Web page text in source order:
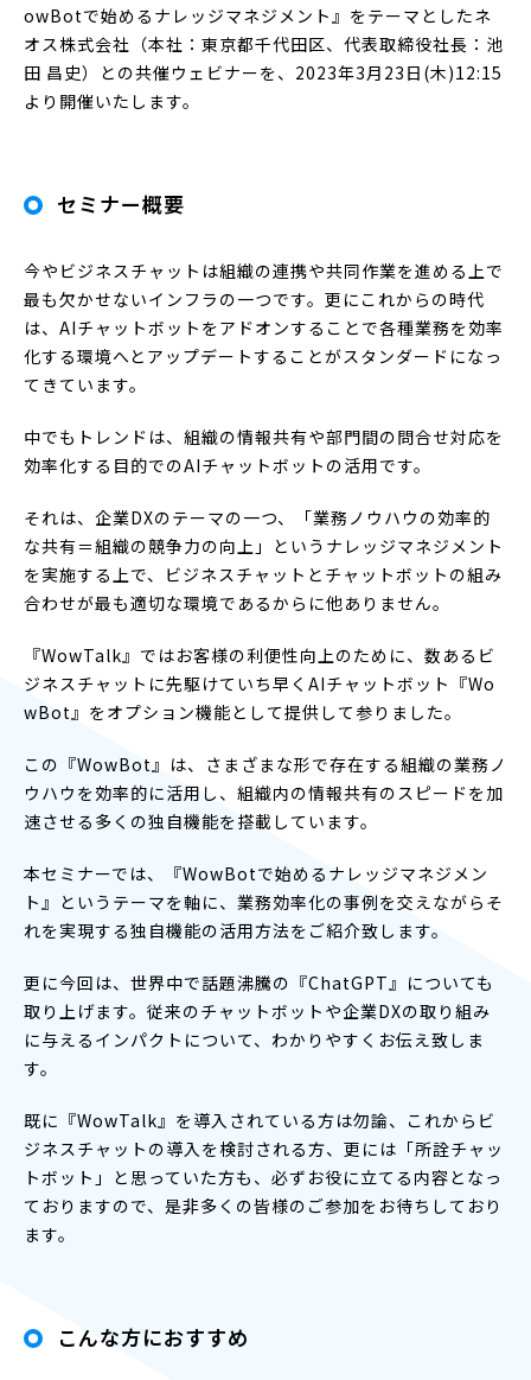
owBotで始めるナレッジマネジメント』をテーマとしたネ
オス株式会社（本社：東京都千代田区、代表取締役社長：池
田 昌史）との共催ウェビナーを、2023年3月23日(木)12:15
より開催いたします。
セミナー概要
今やビジネスチャットは組織の連携や共同作業を進める上で
最も欠かせないインフラの一つです。更にこれからの時代
は、AIチャットボットをアドオンすることで各種業務を効率
化する環境へとアップデートすることがスタンダードになっ
てきています。
中でもトレンドは、組織の情報共有や部門間の問合せ対応を
効率化する目的でのAIチャットボットの活用です。
それは、企業DXのテーマの一つ、「業務ノウハウの効率的
な共有＝組織の競争力の向上」というナレッジマネジメント
を実施する上で、ビジネスチャットとチャットボットの組み
合わせが最も適切な環境であるからに他ありません。
『WowTalk』ではお客様の利便性向上のために、数あるビ
ジネスチャットに先駆けていち早くAIチャットボット『Wo
wBot』をオプション機能として提供して参りました。
この『WowBot』は、さまざまな形で存在する組織の業務ノ
ウハウを効率的に活用し、組織内の情報共有のスピードを加
速させる多くの独自機能を搭載しています。
本セミナーでは、『WowBotで始めるナレッジマネジメン
ト』というテーマを軸に、業務効率化の事例を交えながらそ
れを実現する独自機能の活用方法をご紹介致します。
更に今回は、世界中で話題沸騰の『ChatGPT』についても
取り上げます。従来のチャットボットや企業DXの取り組み
に与えるインパクトについて、わかりやすくお伝え致しま
す。
既に『WowTalk』を導入されている方は勿論、これからビ
ジネスチャットの導入を検討される方、更には「所詮チャッ
トボット」と思っていた方も、必ずお役に立てる内容となっ
ておりますので、是非多くの皆様のご参加をお待ちしており
ます。
こんな方におすすめ